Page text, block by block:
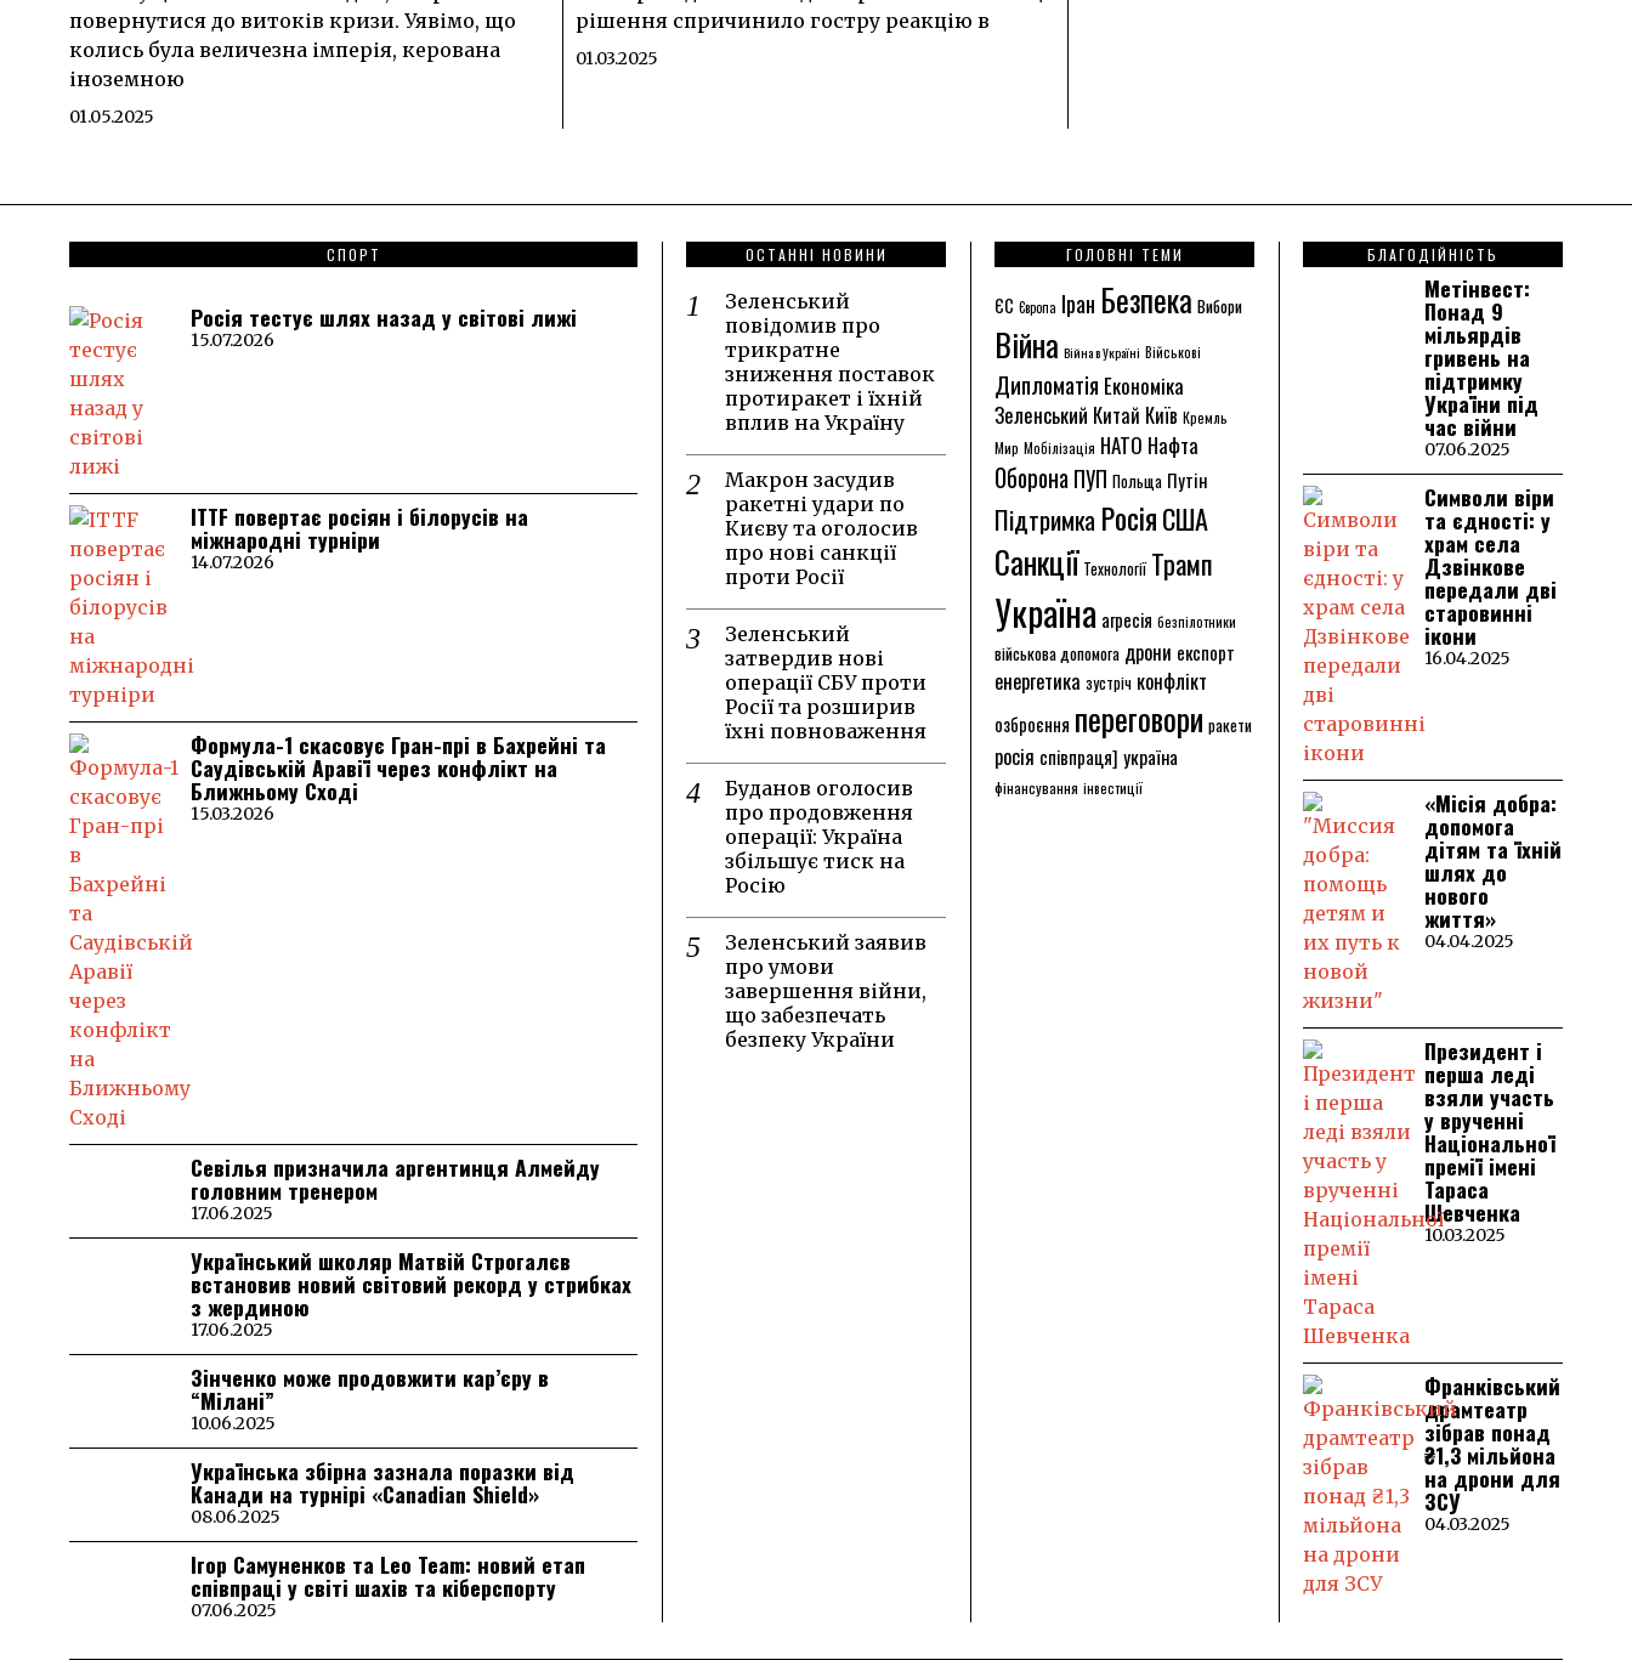
повернутися до витоків кризи. Уявімо, що
колись була величезна імперія, керована
іноземною
01.05.2025
рішення спричинило гостру реакцію в
01.03.2025
СПОРТ
Росія тестує шлях назад у світові лижі
15.07.2026
ITTF повертає росіян і білорусів на
міжнародні турніри
14.07.2026
Формула-1 скасовує Гран-прі в Бахрейні та
Саудівській Аравії через конфлікт на
Ближньому Сході
15.03.2026
Севілья призначила аргентинця Алмейду
головним тренером
17.06.2025
Український школяр Матвій Строгалєв
встановив новий світовий рекорд у стрибках
з жердиною
17.06.2025
Зінченко може продовжити кар’єру в
“Мілані”
10.06.2025
Українська збірна зазнала поразки від
Канади на турнірі «Canadian Shield»
08.06.2025
Ігор Самуненков та Leo Team: новий етап
співпраці у світі шахів та кіберспорту
07.06.2025
ОСТАННІ НОВИНИ
Зеленський
повідомив про
трикратне
зниження поставок
протиракет і їхній
вплив на Україну
Макрон засудив
ракетні удари по
Києву та оголосив
про нові санкції
проти Росії
Зеленський
затвердив нові
операції СБУ проти
Росії та розширив
їхні повноваження
Буданов оголосив
про продовження
операції: Україна
збільшує тиск на
Росію
Зеленський заявив
про умови
завершення війни,
що забезпечать
безпеку України
ГОЛОВНІ ТЕМИ
ЄС Європа Іран Безпека Вибори
Війна Війна в Україні Військові
Дипломатія Економіка
Зеленський Китай Київ Кремль
Мир Мобілізація НАТО Нафта
ОборонаПУП Польща Путін
Підтримка РосіяСША
Санкції Технології Трамп
Україна агресія безпілотники
військова допомога дрони експорт
енергетика зустріч конфлікт
озброєння переговори ракети
росія співпраця] україна
фінансування інвестиції
БЛАГОДІЙНІСТЬ
Метінвест:
Понад 9
мільярдів
гривень на
підтримку
України під
час війни
07.06.2025
Символи віри
та єдності: у
храм села
Дзвінкове
передали дві
старовинні
ікони
16.04.2025
«Місія добра:
допомога
дітям та їхній
шлях до
нового
життя»
04.04.2025
Президент і
перша леді
взяли участь
у врученні
Національної
премії імені
Тараса
Шевченка
10.03.2025
Франківський
драмтеатр
зібрав понад
₴1,3 мільйона
на дрони для
ЗСУ
04.03.2025